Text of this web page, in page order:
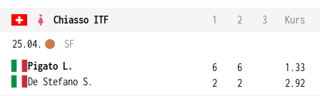
Chiasso ITF 1 2 3
Kurs
25.04.
Pigato L.
De Stefano S.
SF
6
2
6
2
1.33
2.92